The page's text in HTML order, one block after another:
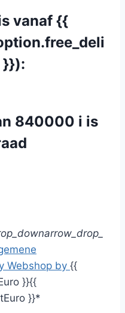
vanaf {{
}}):
840000 i is
arrow_drop_
Webshop by {{
}}{{
}}*